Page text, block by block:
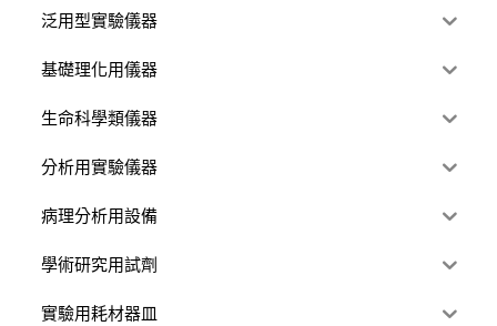
泛用型實驗儀器
基礎理化用儀器
生命科學類儀器
分析用實驗儀器
病理分析用設備
學術研究用試劑
實驗用耗材器皿